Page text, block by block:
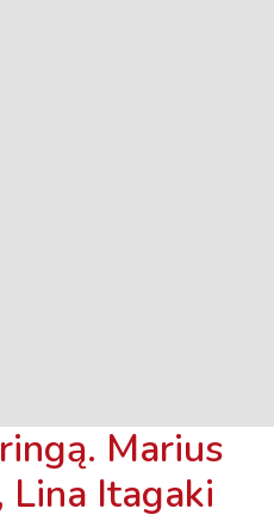
Marius
Lina Itagaki